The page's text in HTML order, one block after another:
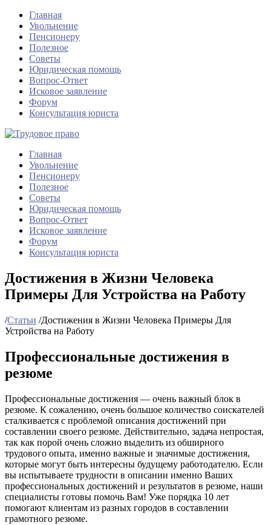
Главная
Увольнение
Пенсионеру
Полезное
Советы
Юридическая помощь
Вопрос-Ответ
Исковое заявление
Форум
Консультация юриста
Главная
Увольнение
Пенсионеру
Полезное
Советы
Юридическая помощь
Вопрос-Ответ
Исковое заявление
Форум
Консультация юриста
Достижения в Жизни Человека
Примеры Для Устройства на Работу
/Статьи /Достижения в Жизни Человека Примеры Для
Устройства на Работу
Профессиональные достижения в
резюме
Профессиональные достижения — очень важный блок в
резюме. К сожалению, очень большое количество соискателей
сталкивается с проблемой описания достижений при
составлении своего резюме. Действительно, задача непростая,
так как порой очень сложно выделить из обширного
трудового опыта, именно важные и значимые достижения,
которые могут быть интересны будущему работодателю. Если
вы испытываете трудности в описании именно Ваших
профессиональных достижений и результатов в резюме, наши
специалисты готовы помочь Вам! Уже порядка 10 лет
помогают клиентам из разных городов в составлении
грамотного резюме.